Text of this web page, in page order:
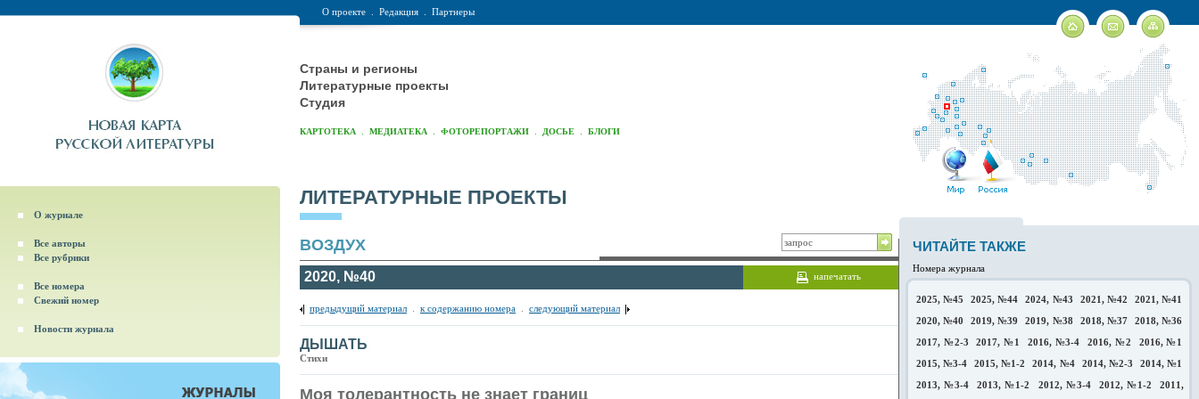
О проекте Редакция Партнеры
Страны и регионы
Литературные проекты
Студия
КАРТОТЕКА МЕДИАТЕКА ФОТОРЕПОРТАЖИ ДОСЬЕ БЛОГИ
О журнале
Все авторы
Все рубрики
Все номера
Свежий номер
Новости журнала
ЛИТЕРАТУРНЫЕ ПРОЕКТЫ
ВОЗДУХ
2020, №40 напечатать
предыдущий материал к содержанию номера следующий материал
ДЫШАТЬ
Стихи
Моя толерантность не знает границ
ЧИТАЙТЕ ТАКЖЕ
Номера журнала
2025, №45 2025, №44 2024, №43 2021, №42
2021, №41
2020, №40
2019, №39 2019, №38 2018, №37
2018, №36
2017, №2-3
2017, №1 2016, №3-4 2016, №2
2016, №1
2015, №3-4
2015, №1-2 2014, №4 2014, №2-3
2014, №1
2013, №3-4
2013, №1-2 2012, №3-4 2012, №1-2
2011,